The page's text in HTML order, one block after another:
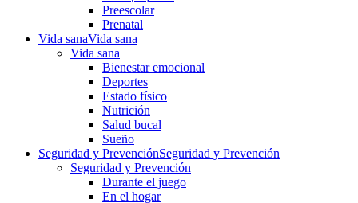
Preescolar
Prenatal
Vida sanaVida sana
Vida sana
Bienestar emocional
Deportes
Estado físico
Nutrición
Salud bucal
Sueño
Seguridad y PrevenciónSeguridad y Prevención
Seguridad y Prevención
Durante el juego
En el hogar